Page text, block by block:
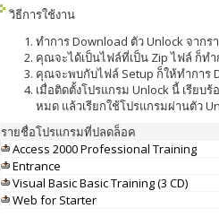
วิธีการใช้งาน
ทำการ Download ตัว Unlock จากร
คุณจะได้เป็นไฟล์ที่เป็น Zip ไฟล์ ก็ท
คุณจะพบกับไฟล์ Setup ก็ให้ทำการ
เมื่อติดตั้งโปรแกรม Unlock นี้ เรีย
หมด แล้วเรียกใช้โปรแกรมผ่านตัว
รายชื่อโปรแกรมที่ปลดล็อค
Access 2000 Professional Training
Entrance
Visual Basic Basic Training (3 CD)
Web for Starter